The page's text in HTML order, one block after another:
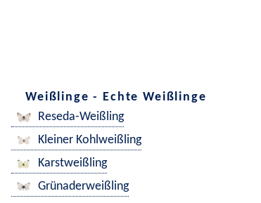
Weißlinge - Echte Weißlinge
Reseda-Weißling
Kleiner Kohlweißling
Karstweißling
Grünaderweißling